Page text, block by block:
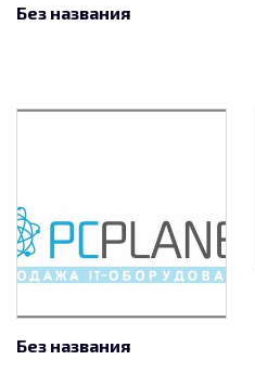
Без названия
Без названия